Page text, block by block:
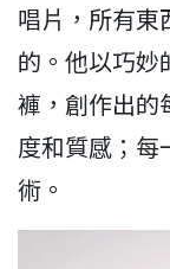
唱片，所有東
的。他以巧妙
褲，創作出的
度和質感；每
術。